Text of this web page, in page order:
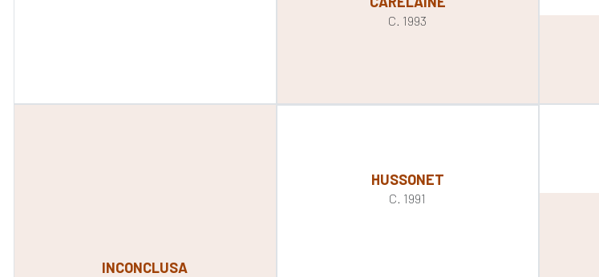
C. 1993
INCONCLUSA
HUSSONET
C. 1991